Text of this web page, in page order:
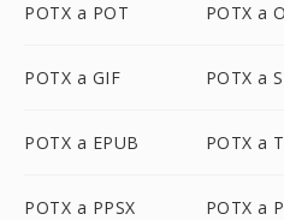
POTX a POT POTX a
POTX a GIF POTX a
POTX a EPUB POTX a
POTX a PPSX POTX a